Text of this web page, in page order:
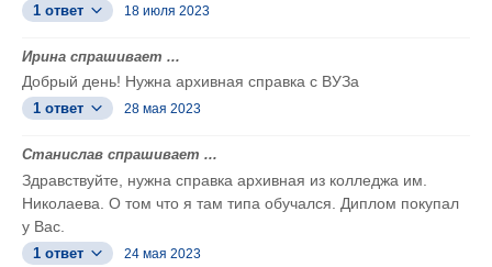
1 ответ 18 июля 2023
Ирина спрашивает ...
Добрый день! Нужна архивная справка с ВУЗа
1 ответ 28 мая 2023
Станислав спрашивает ...
Здравствуйте, нужна справка архивная из колледжа им.
Николаева. О том что я там типа обучался. Диплом покупал
у Вас.
1 ответ 24 мая 2023